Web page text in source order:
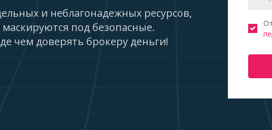
и неблагонадежных ресурсов,
под безопасные.
чем доверять брокеру деньги!